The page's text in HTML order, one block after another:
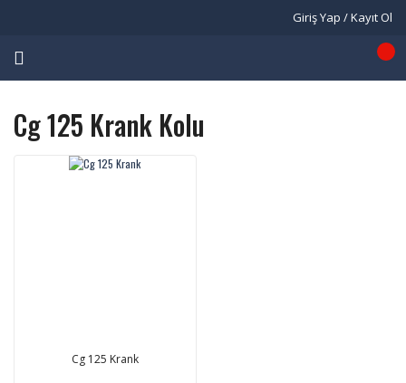
Giriş Yap / Kayıt Ol
Cg 125 Krank Kolu
Cg 125 Krank